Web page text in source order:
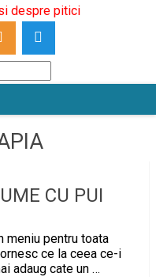
CU PUI
meniu pentru toata
ce la ceea ce-i
adaug cate un …